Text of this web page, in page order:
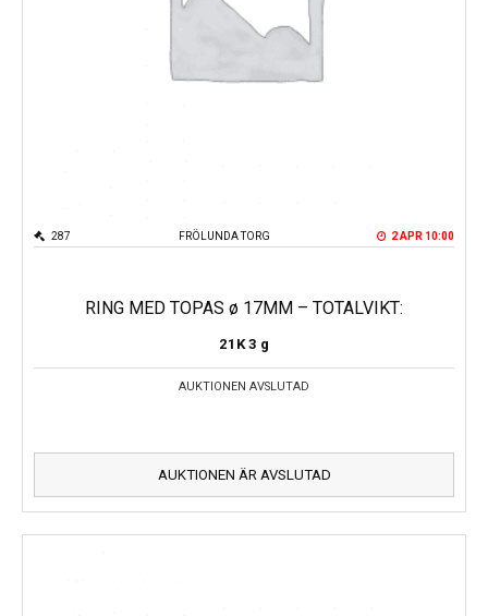
FRÖLUNDA TORG
287 2 APR 10:00
RING MED TOPAS ø 17MM – TOTALVIKT:
21K 3 g
AUKTIONEN AVSLUTAD
AUKTIONEN ÄR AVSLUTAD